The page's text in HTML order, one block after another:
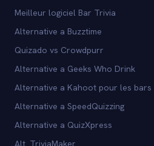
Meilleur logiciel Bar Trivia
Alternative a Buzztime
Quizado vs Crowdpurr
Alternative a Geeks Who Drink
Alternative a Kahoot pour les bars
Alternative a SpeedQuizzing
Alternative a QuizXpress
Alt. TriviaMaker